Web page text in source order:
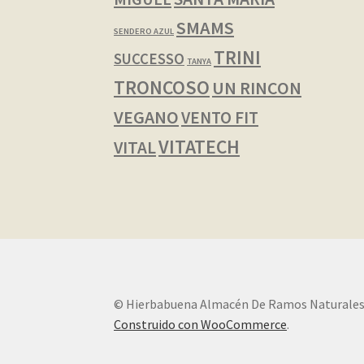
SENDERO AZUL SMAMS
SUCCESSO TANYA TRINI
TRONCOSO UN RINCON
VEGANOVENTO FIT
VITALVITATECH
© Hierbabuena Almacén De Ramos
Construido con WooCommerce.